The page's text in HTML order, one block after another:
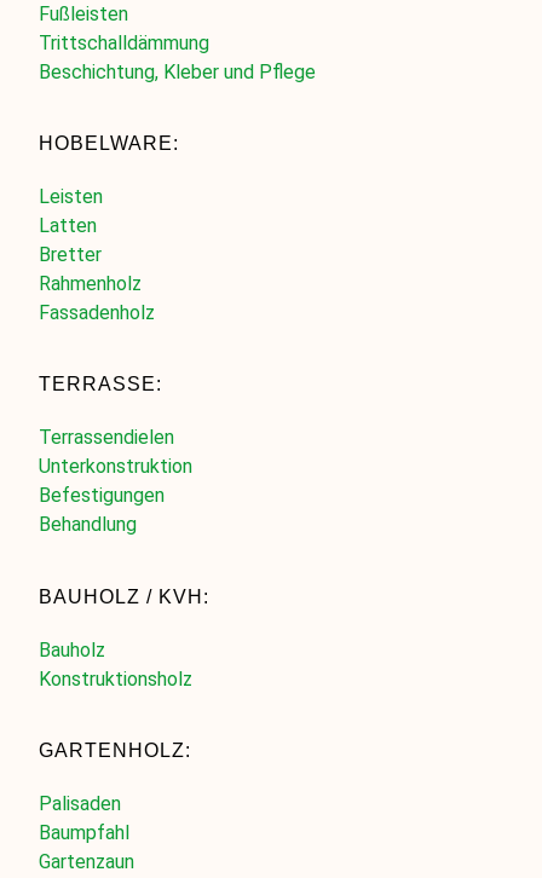
Fußleisten
Trittschalldämmung
Beschichtung, Kleber und Pflege
HOBELWARE:
Leisten
Latten
Bretter
Rahmenholz
Fassadenholz
TERRASSE:
Terrassendielen
Unterkonstruktion
Befestigungen
Behandlung
BAUHOLZ / KVH:
Bauholz
Konstruktionsholz
GARTENHOLZ:
Palisaden
Baumpfahl
Gartenzaun